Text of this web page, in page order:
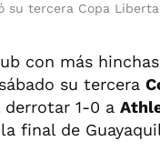
su tercera Copa
con más
su tercera
derrotar 1-0 a
final de